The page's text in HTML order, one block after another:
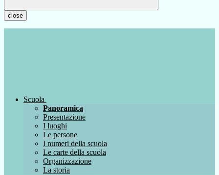
close
Scuola
Panoramica
Presentazione
I luoghi
Le persone
I numeri della scuola
Le carte della scuola
Organizzazione
La storia